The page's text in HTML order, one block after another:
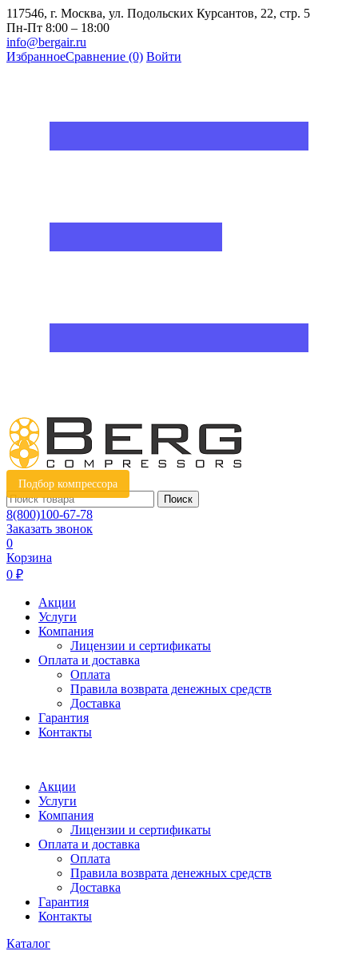
117546, г. Москва, ул. Подольских Курсантов, 22, стр. 5
Пн-Пт 8:00 – 18:00
info@bergair.ru
ИзбранноеСравнение (0) Войти
Подбор компрессора
Поиск
8(800)100-67-78
Заказать звонок
0
Корзина
0 ₽
Акции
Услуги
Компания
Лицензии и сертификаты
Оплата и доставка
Оплата
Правила возврата денежных средств
Доставка
Гарантия
Контакты
Акции
Услуги
Компания
Лицензии и сертификаты
Оплата и доставка
Оплата
Правила возврата денежных средств
Доставка
Гарантия
Контакты
Каталог